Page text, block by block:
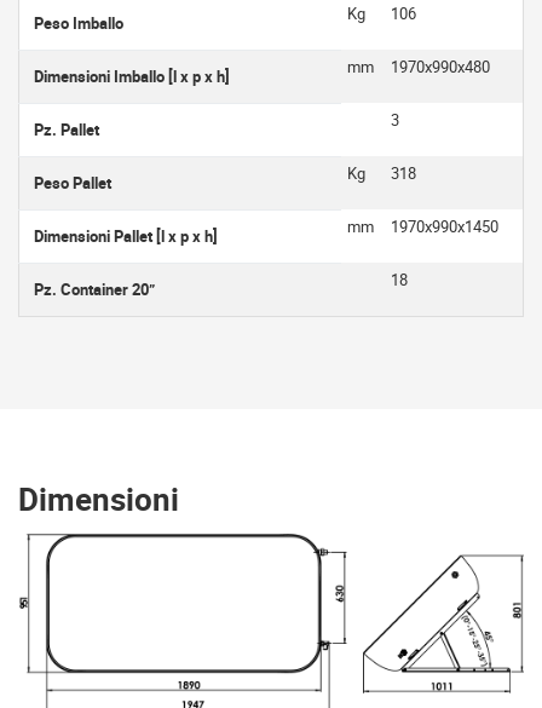
Peso Imballo Kg 106
Dimensioni Imballo [l x p x h] mm 1970x990x480
Pz. Pallet 3
Peso Pallet Kg 318
Dimensioni Pallet [l x p x h] mm 1970x990x1450
Pz. Container 20” 18
Dimensioni